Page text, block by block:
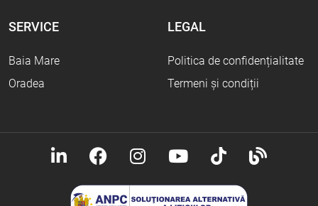
SERVICE
Baia Mare
Oradea
LEGAL
Politica de confidențialitate
Termeni și condiții